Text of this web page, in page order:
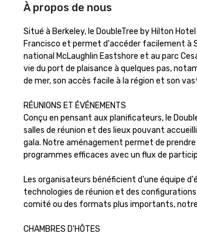
À propos de nous
Situé à Berkeley, le DoubleTree by Hilton
Francisco et permet d'accéder facilement à
national McLaughlin Eastshore et au parc
vie du port de plaisance à quelques pas,
de mer, son accès facile à la région et son
RÉUNIONS ET ÉVÉNEMENTS
Conçu en pensant aux planificateurs, le
salles de réunion et des lieux pouvant
gala. Notre aménagement permet de
programmes efficaces avec un flux de
Les organisateurs bénéficient d'une équipe
technologies de réunion et des
comité ou des formats plus importants,
CHAMBRES D'HÔTES